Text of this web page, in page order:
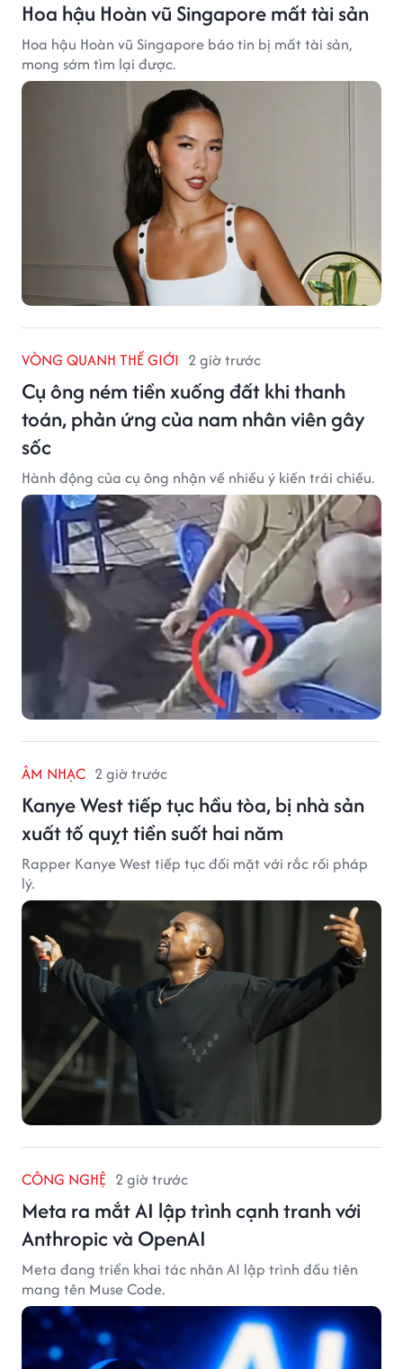
Hoa hậu Hoàn vũ Singapore mất tài sản
Hoa hậu Hoàn vũ Singapore báo tin bị mất tài sản,
mong sớm tìm lại được.
VÒNG QUANH THẾ GIỚI 2 giờ trước
Cụ ông ném tiền xuống đất khi thanh
toán, phản ứng của nam nhân viên gây
sốc
Hành động của cụ ông nhận về nhiều ý kiến trái chiều.
ÂM NHẠC 2 giờ trước
Kanye West tiếp tục hầu tòa, bị nhà sản
xuất tố quỵt tiền suốt hai năm
Rapper Kanye West tiếp tục đối mặt với rắc rối pháp
lý.
CÔNG NGHỆ 2 giờ trước
Meta ra mắt AI lập trình cạnh tranh với
Anthropic và OpenAI
Meta đang triển khai tác nhân AI lập trình đầu tiên
mang tên Muse Code.